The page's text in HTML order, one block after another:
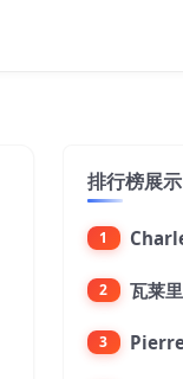
排行榜展示
1
2
3